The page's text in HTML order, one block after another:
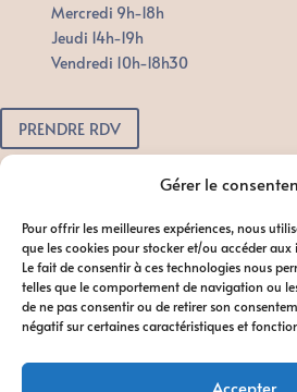
Gérer le
Pour offrir les meilleures expériences, nous
que les cookies pour stocker et/ou accéder
Le fait de consentir à ces technologies nous
telles que le comportement de navigation ou
de ne pas consentir ou de retirer son
négatif sur certaines caractéristiques et
Accepter
Mercredi 9h-18h
Jeudi 14h-19h
Vendredi 10h-18h30
PRENDRE RDV
Pour toute urgence, n'attendez pas.
afin de favoriser le bon déroulement
du traitement.